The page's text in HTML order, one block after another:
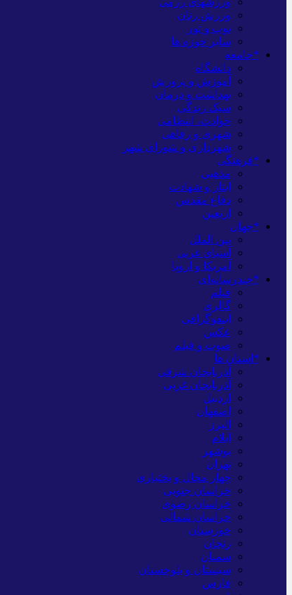
ورزش زنان
توپ و تور
سایر حوزه ها
*جامعه
دانشگاه
آموزش و پرورش
بهداشت و درمان
سبک زندگی
حوادث، انتظامی
شهری و رفاهی
شهرداری و شورای شهر
*فرهنگی
مذهبی
ایثار و شهادت
دفاع مقدس
اربعین
*جهان
بین الملل
آسیای غربی
آمریکا و اروپا
*چندرسانه‌ای
فیلم
گالری
اینفوگرافی
عکس
صوت و فیلم
*استان ها
آذربایجان شرقی
آذربایجان غربی
اردبیل
اصفهان
البرز
ایلام
بوشهر
تهران
چهار محال و بختیاری
خراسان جنوبی
خراسان رضوی
خراسان شمالی
خوزستان
زنجان
سمنان
سیستان و بلوچستان
فارس